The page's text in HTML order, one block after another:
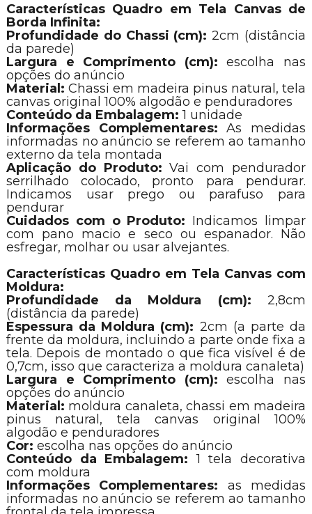
Características Quadro em Tela Canvas de
Borda Infinita:
Profundidade do Chassi (cm): 2cm (distância
da parede)
Largura e Comprimento (cm):escolha nas
opções do anúncio
Material: Chassi em madeira pinus natural, tela
canvas original 100% algodão e penduradores
Conteúdo da Embalagem:1 unidade
Informações Complementares:As medidas
informadas no anúncio se referem ao tamanho
externo da tela montada
Aplicação do Produto: Vai com pendurador
serrilhado colocado, pronto para pendurar.
Indicamos usar prego ou parafuso para
pendurar
Cuidados com o Produto: Indicamos limpar
com pano macio e seco ou espanador. Não
esfregar, molhar ou usar alvejantes.
Características Quadro em Tela Canvas com
Moldura:
Profundidade da Moldura (cm): 2,8cm
(distância da parede)
Espessura da Moldura (cm): 2cm (a parte da
frente da moldura, incluindo a parte onde fixa a
tela. Depois de montado o que fica visível é de
0,7cm, isso que caracteriza a moldura canaleta)
Largura e Comprimento (cm): escolha nas
opções do anúncio
Material: moldura canaleta, chassi em madeira
pinus natural, tela canvas original 100%
algodão e penduradores
Cor: escolha nas opções do anúncio
Conteúdo da Embalagem:1 tela decorativa
com moldura
Informações Complementares: as medidas
informadas no anúncio se referem ao tamanho